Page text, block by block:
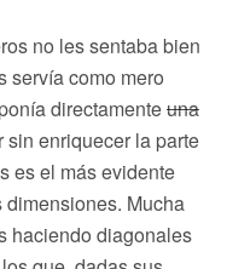
no les sentaba bien
servía como mero
directamenteuna
enriquecer la parte
es el más evidente
Mucha
haciendo diagonales